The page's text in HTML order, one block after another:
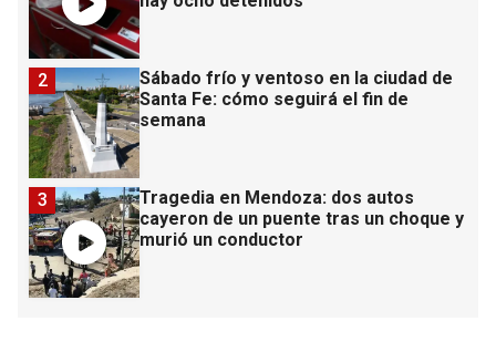
Sábado frío y ventoso en la ciudad de
Santa Fe: cómo seguirá el fin de
semana
2
Tragedia en Mendoza: dos autos
cayeron de un puente tras un choque y
murió un conductor
3